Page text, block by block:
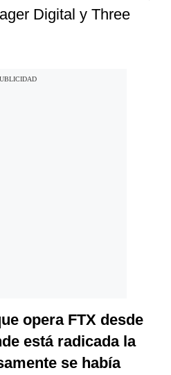
Digital y Three
opera FTX desde
está radicada la
se había